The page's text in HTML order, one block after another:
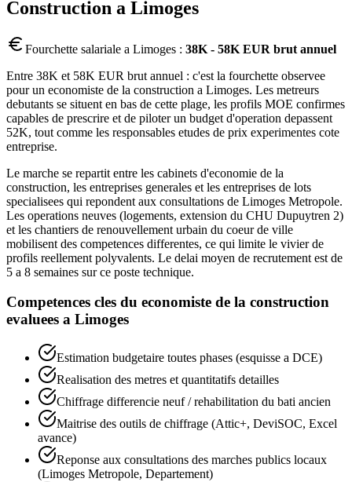
Construction a Limoges
Fourchette salariale a Limoges : 38K - 58K EUR brut annuel
Entre 38K et 58K EUR brut annuel : c'est la fourchette observee
pour un economiste de la construction a Limoges. Les metreurs
debutants se situent en bas de cette plage, les profils MOE confirmes
capables de prescrire et de piloter un budget d'operation depassent
52K, tout comme les responsables etudes de prix experimentes cote
entreprise.
Le marche se repartit entre les cabinets d'economie de la
construction, les entreprises generales et les entreprises de lots
specialisees qui repondent aux consultations de Limoges Metropole.
Les operations neuves (logements, extension du CHU Dupuytren 2)
et les chantiers de renouvellement urbain du coeur de ville
mobilisent des competences differentes, ce qui limite le vivier de
profils reellement polyvalents. Le delai moyen de recrutement est de
5 a 8 semaines sur ce poste technique.
Competences cles du economiste de la construction
evaluees a Limoges
Estimation budgetaire toutes phases (esquisse a DCE)
Realisation des metres et quantitatifs detailles
Chiffrage differencie neuf / rehabilitation du bati ancien
Maitrise des outils de chiffrage (Attic+, DeviSOC, Excel
avance)
Reponse aux consultations des marches publics locaux
(Limoges Metropole, Departement)